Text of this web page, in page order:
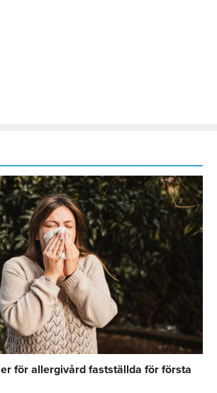
för allergivård fastställda för första